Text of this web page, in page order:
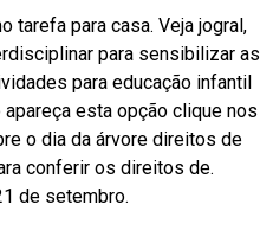
tarefa para casa. Veja jogral,
para sensibilizar as
para educação infantil
esta opção clique nos
o dia da árvore direitos de
conferir os direitos de.
de setembro.